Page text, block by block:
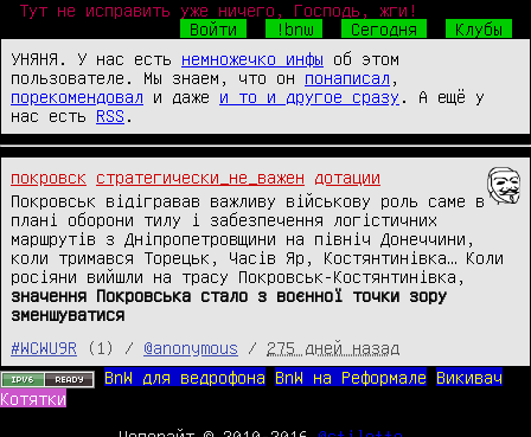
Тут не исправить уже ничего, Господь, жги!
Войти
!bnw Сегодня
Клубы
УНЯНЯ. У нас есть немножечко инфы об этом
пользователе. Мы знаем, что он понаписал
порекомендовал и даже и то и другое сразу . А ещё у
нас есть RSS
покровск стратегически_не_важен
дотации
Покровськ відігравав важливу військову роль саме в
плані оборони тилу і забезпечення логістичних
маршрутів з Дніпропетровщини на північ Донеччини,
коли тримався Торецьк, Часів Яр, Костянтинівка… Коли
росіяни вийшли на трасу Покровськ-Костянтинівка,
значення Покровська стало з воєнної точки зору
зменшуватися
#WCWU9R
(1) / @anonymous / 275 дней назад
BnW для ведрофона
BnW на Реформале
Викивач
Котятки